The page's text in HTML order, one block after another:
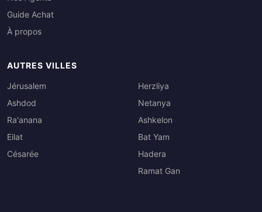
Guide Achat
À propos
AUTRES VILLES
Jérusalem
Ashdod
Ra'anana
Eilat
Césarée
Herzliya
Netanya
Ashkelon
Bat Yam
Hadera
Ramat Gan